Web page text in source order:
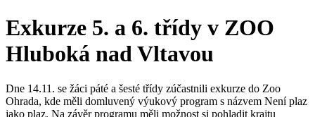
Exkurze 5. a 6. třídy v ZOO
Hluboká nad Vltavou
Dne 14.11. se žáci páté a šesté třídy zúčastnili exkurze do Zoo
Ohrada, kde měli domluvený výukový program s názvem Není plaz
jako plaz. Na závěr programu měli možnost si pohladit krajtu